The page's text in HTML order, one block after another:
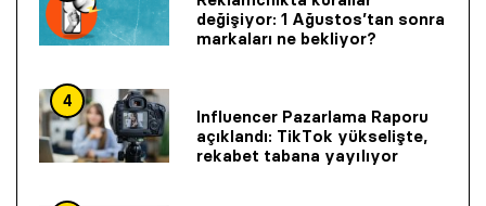
değişiyor: 1 Ağustos’tan sonra
markaları ne bekliyor?
4
Influencer Pazarlama Raporu
açıklandı: TikTok yükselişte,
rekabet tabana yayılıyor